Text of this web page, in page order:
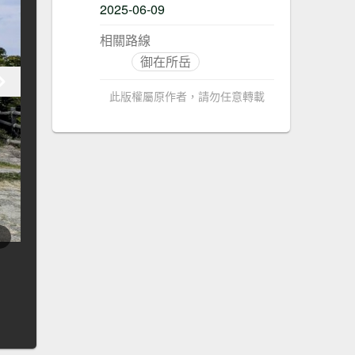
2025-06-09
相關路線
御在所岳
此版權屬原作者，請勿任意轉載